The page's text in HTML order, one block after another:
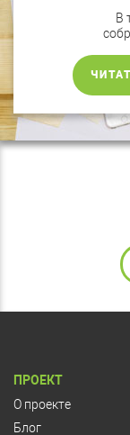
В
ПРОЕКТ
О проекте
Блог